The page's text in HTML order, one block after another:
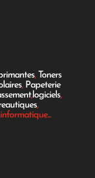
, Toners
, Papeterie
,logiciels,
,